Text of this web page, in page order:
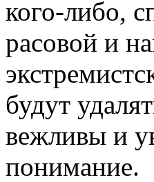
кого-либо,
расовой и
будут
вежливы и
понимание.